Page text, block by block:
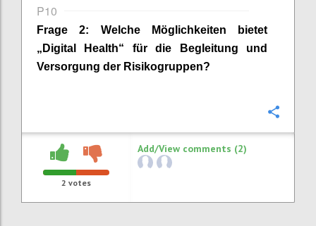
P10
Frage 2: Welche Möglichkeiten bietet
„Digital Health“ für die Begleitung und
Versorgung der Risikogruppen?
2 votes
Add/View comments (2)